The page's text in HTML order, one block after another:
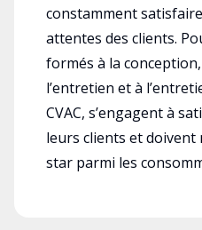
constamment
attentes des clients.
formés à la
l’entretien et à
CVAC, s’engagent à
leurs clients et
star parmi les